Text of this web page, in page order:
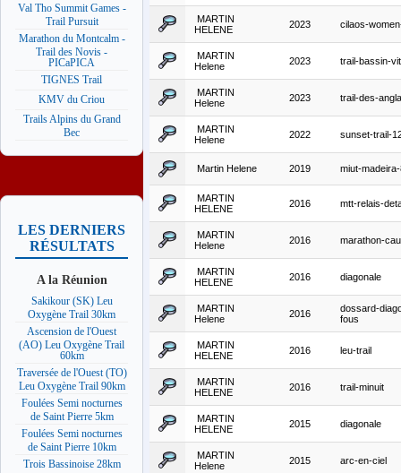
Val Tho Summit Games -
Trail Pursuit
Marathon du Montcalm -
Trail des Novis -
PICaPICA
TIGNES Trail
KMV du Criou
Trails Alpins du Grand
Bec
LES DERNIERS
RÉSULTATS
A la Réunion
Sakikour (SK) Leu
Oxygène Trail 30km
Ascension de l'Ouest
(AO) Leu Oxygène Trail
60km
Traversée de l'Ouest (TO)
Leu Oxygène Trail 90km
Foulées Semi nocturnes
de Saint Pierre 5km
Foulées Semi nocturnes
de Saint Pierre 10km
Trois Bassinoise 28km
MARTIN
HELENE
2023 cilaos-
MARTIN
Helene
2023 trail-bassin-
MARTIN
Helene
2023 trail-des-
MARTIN
Helene
2022 sunset-trail-
Martin Helene 2019 miut-
MARTIN
HELENE
2016 mtt-relais-
MARTIN
Helene
2016 marathon-
MARTIN
HELENE
2016 diagonale
MARTIN
Helene
2016
dossard-
fous
MARTIN
HELENE
2016 leu-trail
MARTIN
HELENE
2016 trail-minuit
MARTIN
HELENE
2015 diagonale
MARTIN
Helene
2015 arc-en-ciel